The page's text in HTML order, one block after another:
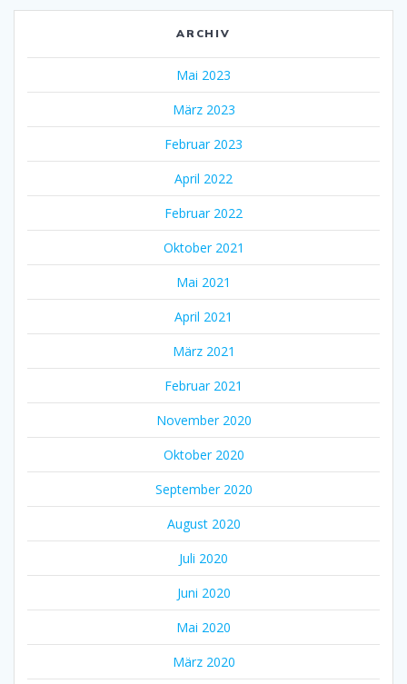
ARCHIV
Mai 2023
März 2023
Februar 2023
April 2022
Februar 2022
Oktober 2021
Mai 2021
April 2021
März 2021
Februar 2021
November 2020
Oktober 2020
September 2020
August 2020
Juli 2020
Juni 2020
Mai 2020
März 2020